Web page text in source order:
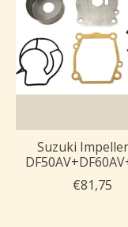
Suzuki
€81,75